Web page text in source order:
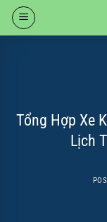
Skip
Tổng Hợp Xe
Lịch